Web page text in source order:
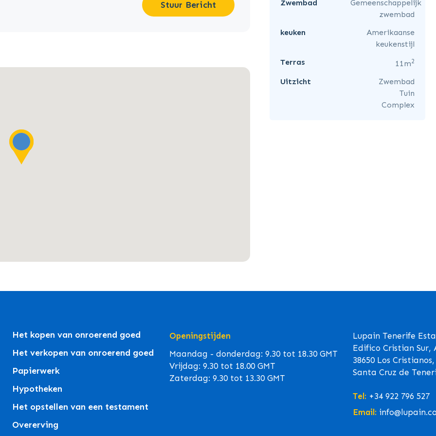
Stuur Bericht
Zwembad
Gemeenschappelijk
zwembad
keuken
Amerikaanse
keukenstijl
Terras
11m2
Uitzicht
Zwembad
Tuin
Complex
Het kopen van onroerend goed
Het verkopen van onroerend goed
Papierwerk
Hypotheken
Het opstellen van een testament
Overerving
Openingstijden
Maandag - donderdag: 9.30 tot 18.30 GMT
Vrijdag: 9.30 tot 18.00 GMT
Zaterdag: 9.30 tot 13.30 GMT
Lupain Tenerife
Edifico Cristian Sur,
38650 Los Cristianos,
Santa Cruz de
Tel: +34 922 796 527
Email: